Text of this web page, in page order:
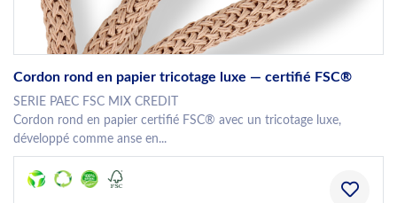
Cordon rond en papier tricotage luxe — certifié FSC®
SERIE PAEC FSC MIX CREDIT
Cordon rond en papier certifié FSC® avec un tricotage luxe,
développé comme anse en...